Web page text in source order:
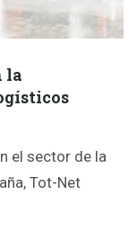
la
el sector de la
Tot-Net